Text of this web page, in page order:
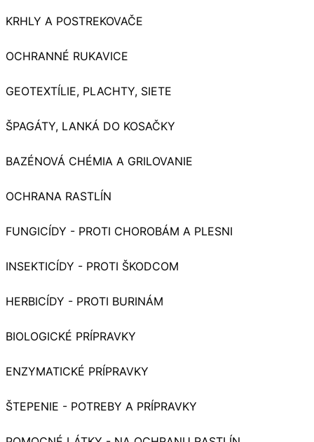
KRHLY A POSTREKOVAČE
OCHRANNÉ RUKAVICE
GEOTEXTÍLIE, PLACHTY, SIETE
ŠPAGÁTY, LANKÁ DO KOSAČKY
BAZÉNOVÁ CHÉMIA A GRILOVANIE
OCHRANA RASTLÍN
FUNGICÍDY - PROTI CHOROBÁM A PLESNI
INSEKTICÍDY - PROTI ŠKODCOM
HERBICÍDY - PROTI BURINÁM
BIOLOGICKÉ PRÍPRAVKY
ENZYMATICKÉ PRÍPRAVKY
ŠTEPENIE - POTREBY A PRÍPRAVKY